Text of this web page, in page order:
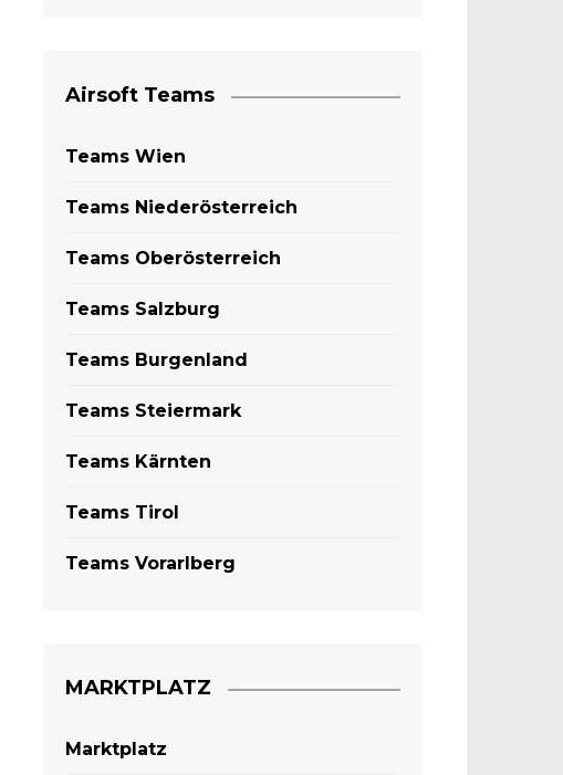
Airsoft Teams
Teams Wien
Teams Niederösterreich
Teams Oberösterreich
Teams Salzburg
Teams Burgenland
Teams Steiermark
Teams Kärnten
Teams Tirol
Teams Vorarlberg
MARKTPLATZ
Marktplatz